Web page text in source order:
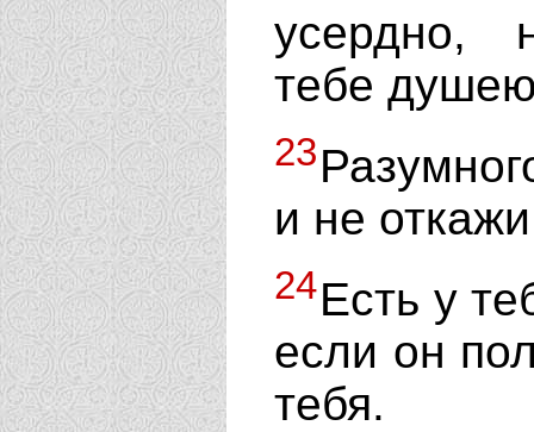
усердно,
тебе
23
и не
24Есть у
если он
тебя.